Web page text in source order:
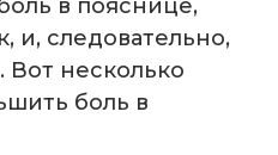
в пояснице,
и, следовательно,
Вот несколько
боль в